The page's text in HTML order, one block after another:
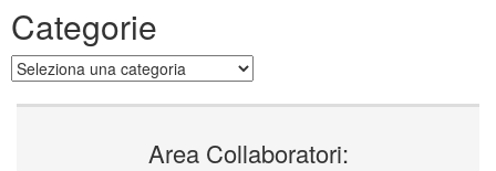
Categorie
Categorie
Area Collaboratori: